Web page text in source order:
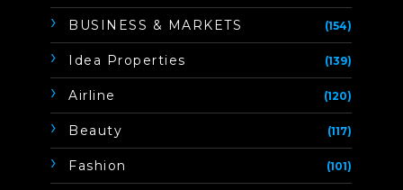
BUSINESS & MARKETS (154)
Idea Properties (139)
Airline (120)
Beauty (117)
Fashion (101)